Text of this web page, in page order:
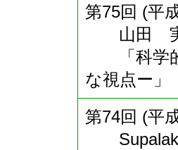
第75回 (平
山田 実
「科学的
な視点ー」
第74回 (平
Supalak